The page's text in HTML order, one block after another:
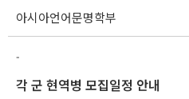
아시아언어문명학부
-
각 군 현역병 모집일정 안내